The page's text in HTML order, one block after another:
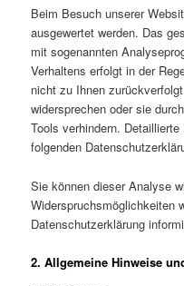
Beim Besuch unserer
ausgewertet werden. Das
mit sogenannten
Verhaltens erfolgt in der
nicht zu Ihnen
widersprechen oder sie
Tools verhindern.
folgenden
Sie können dieser Analyse
Widerspruchsmöglichkeiten
Datenschutzerklärung
2. Allgemeine Hinweise